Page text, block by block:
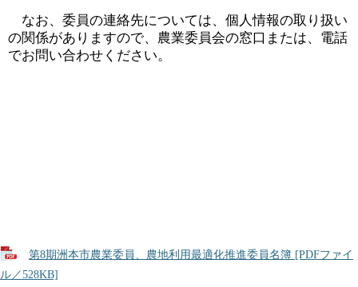
なお、委員の連絡先については、個人情報の取り扱い
の関係がありますので、農業委員会の窓口または、電話
でお問い合わせください。
第8期洲本市農業委員、農地利用最適化推進委員名簿 [PDFファイ
ル／528KB]